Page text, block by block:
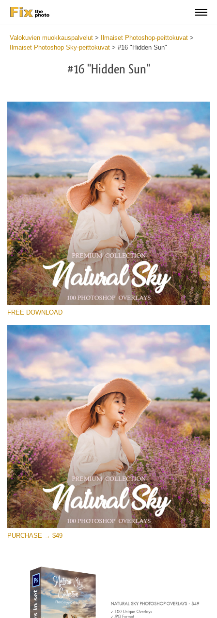
Valokuvien muokkauspalvelut > Ilmaiset Photoshop-peittokuvat >
Ilmaiset Photoshop Sky-peittokuvat > #16 "Hidden Sun"
#16 "Hidden Sun"
Please select
Free Photoshop Overlay #16
Small 800*533px
Natural Sky
(100 Overlays)
4 Seasons (411 Overlays)
Large 6000*4000px
Entire Collection
(1783 Overlays)
Large 6000*4000px
Free download
FREE DOWNLOAD
PURCHASE → $49